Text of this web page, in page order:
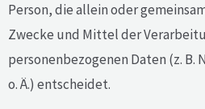
Person, die allein oder
Zwecke und Mittel der
personenbezogenen Daten (z. B.
o. Ä.) entscheidet.